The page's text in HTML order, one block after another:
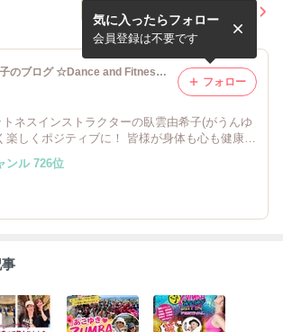
臥雲由希子のブログ ☆Dance and Fitness ☆
ネスインストラクターの臥雲由希子(がうんゆ
楽しくポジティブに！ 皆様が身体も心も健康的
が できたら嬉しいです(^^)
気に入ったらフォロー
会員登録は不要です
フォロー
ンル 726位